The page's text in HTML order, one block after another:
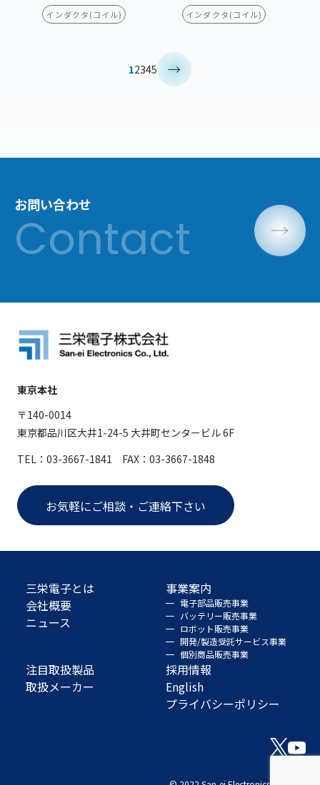
インダクタ(コイル) インダクタ(コイル)
12345
お問い合わせ
東京本社
〒140-0014
東京都品川区大井1-24-5 大井町センタービル 6F
TEL：03-3667-1841 FAX：03-3667-1848
お気軽にご相談・ご連絡下さい
三栄電子とは
会社概要
ニュース
事業案内
電子部品販売事業
バッテリー販売事業
ロボット販売事業
開発/製造受託サービス事業
個別商品販売事業
注目取扱製品
取扱メーカー
採用情報
English
プライバシーポリシー